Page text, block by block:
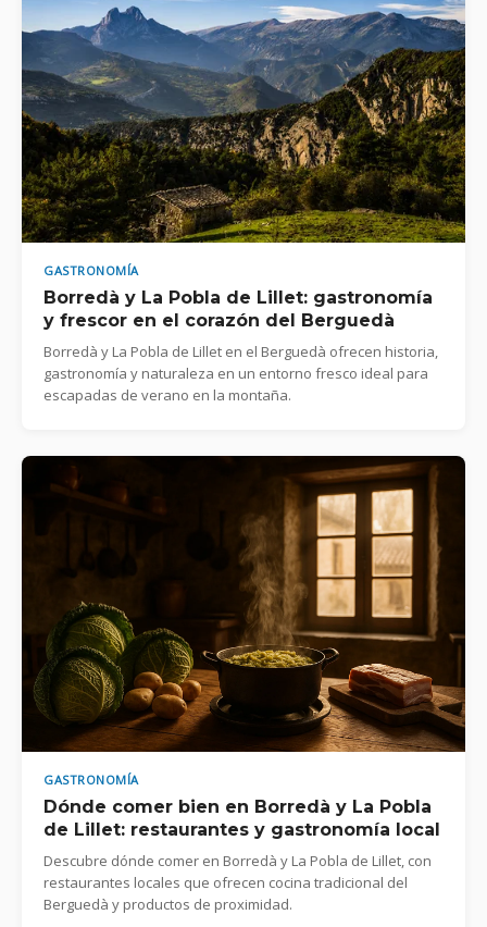
GASTRONOMÍA
Borredà y La Pobla de Lillet: gastronomía
y frescor en el corazón del Berguedà
Borredà y La Pobla de Lillet en el Berguedà ofrecen historia,
gastronomía y naturaleza en un entorno fresco ideal para
escapadas de verano en la montaña.
GASTRONOMÍA
Dónde comer bien en Borredà y La Pobla
de Lillet: restaurantes y gastronomía local
Descubre dónde comer en Borredà y La Pobla de Lillet, con
restaurantes locales que ofrecen cocina tradicional del
Berguedà y productos de proximidad.